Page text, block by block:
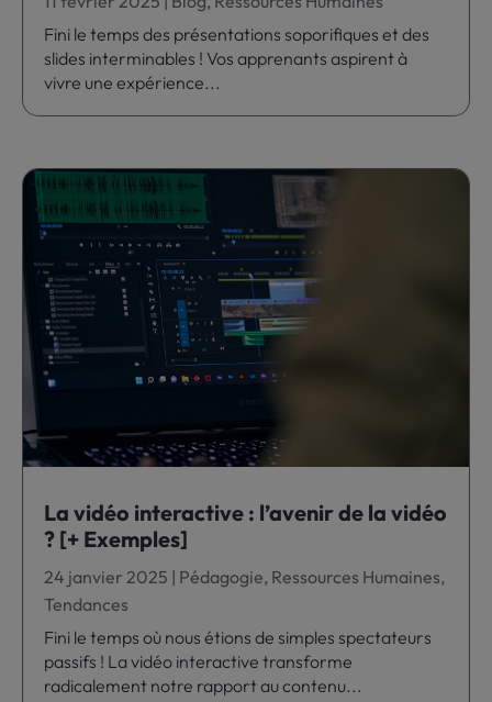
Fini le temps des présentations soporifiques et des
slides interminables ! Vos apprenants aspirent à
vivre une expérience...
La vidéo interactive : l’avenir de la vidéo
? [+ Exemples]
24 janvier 2025 | Pédagogie, Ressources Humaines,
Tendances
Fini le temps où nous étions de simples spectateurs
passifs ! La vidéo interactive transforme
radicalement notre rapport au contenu...